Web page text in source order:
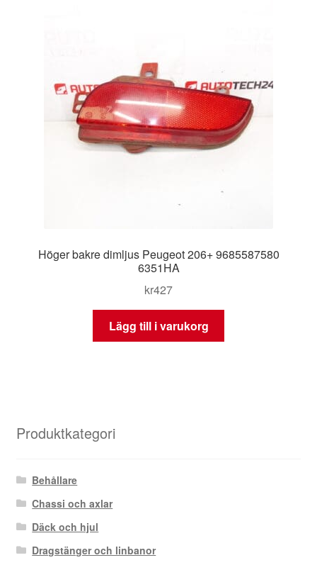
Höger bakre dimljus Peugeot 206+ 9685587580
6351HA
kr427
Lägg till i varukorg
Produktkategori
Behållare
Chassi och axlar
Däck och hjul
Dragstänger och linbanor